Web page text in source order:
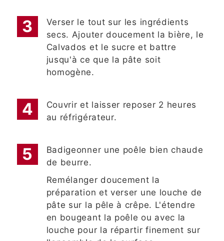
Verser le tout sur les ingrédients
secs. Ajouter doucement la bière, le
Calvados et le sucre et battre
jusqu'à ce que la pâte soit
homogène.
Couvrir et laisser reposer 2 heures
au réfrigérateur.
Badigeonner une poêle bien chaude
de beurre.
Remélanger doucement la
préparation et verser une louche de
pâte sur la pêle à crêpe. L'étendre
en bougeant la poêle ou avec la
louche pour la répartir finement sur